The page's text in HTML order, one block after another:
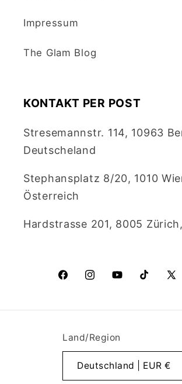
Impressum
The Glam Blog
KONTAKT PER POST
Stresemannstr. 114, 10963
Deutscheland
Stephansplatz 8/20, 1010
Österreich
Hardstrasse 201, 8005
FacebookInstagramYouTubeTikTokX
Land/Region
Deutschland | EUR €